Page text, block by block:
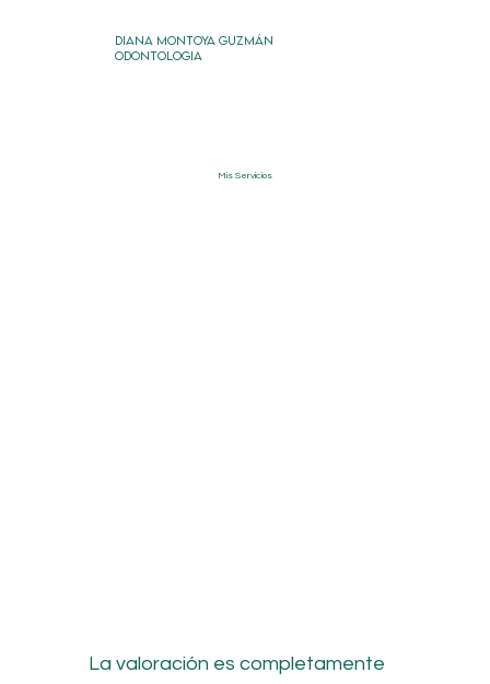
DIANA MONTOYA GUZMÁN
ODONTOLOGIA
Mis Servicios
La valoración es completamente